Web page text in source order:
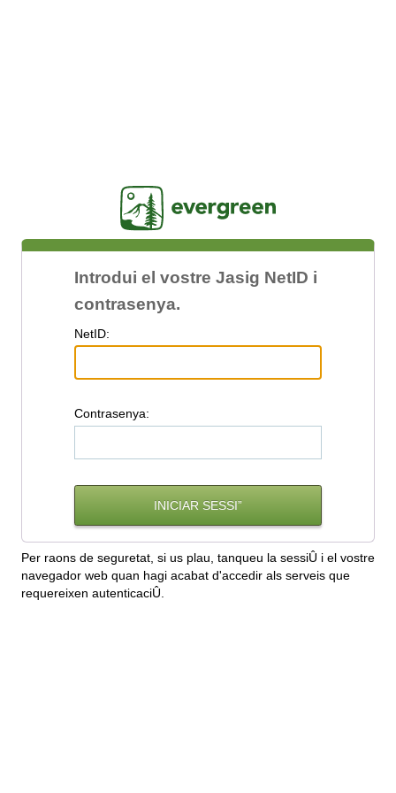
Introdui el vostre Jasig NetID i
contrasenya.
NetID:
Contrasenya:
Per raons de seguretat, si us plau, tanqueu la sessiÛ i el vostre
navegador web quan hagi acabat d'accedir als serveis que
requereixen autenticaciÛ.